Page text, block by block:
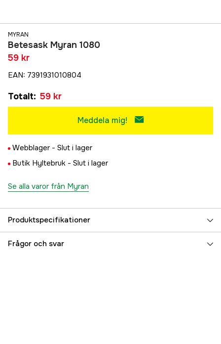
MYRAN
Betesask Myran 1080
59 kr
EAN: 7391931010804
Totalt: 59 kr
Meddela mig!
Webblager - Slut i lager
Butik Hyltebruk - Slut i lager
Se alla varor från Myran
Produktspecifikationer
Referensnummer 5000092799
Frågor och svar